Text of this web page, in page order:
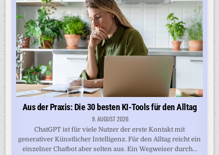
KI-
TOOLS
FÜR
DEN
ALLTAG
Aus der Praxis: Die 30 besten KI-Tools für den Alltag
9. AUGUST 2026
ChatGPT ist für viele Nutzer der erste Kontakt mit
generativer Künstlicher Intelligenz. Für den Alltag reicht ein
einzelner Chatbot aber selten aus. Ein Wegweiser durch…